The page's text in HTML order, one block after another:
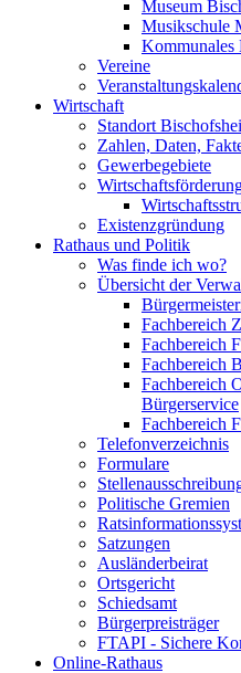
Museum
Musikschule
Vereine
Wirtschaft
Standort
Zahlen, Daten,
Gewerbegebiete
Existenzgründung
Rathaus und Politik
Was finde ich wo?
Übersicht der
Fachbereich
Fachbereich
Fachbereich
Fachbereich
Bürgerservice
Fachbereich
Telefonverzeichnis
Formulare
Politische Gremien
Satzungen
Ausländerbeirat
Ortsgericht
Schiedsamt
Bürgerpreisträger
FTAPI - Sichere
Online-Rathaus